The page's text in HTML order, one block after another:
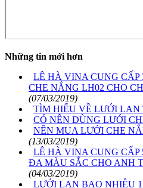
Những tin mới hơn
LÊ HÀ VINA CUNG CẤP
CHE NẮNG LH02 CHO
(07/03/2019)
TÌM HIỂU VỀ LƯỚI
CÓ NÊN DÙNG LƯỚI
NÊN MUA LƯỚI CHE
(13/03/2019)
LÊ HÀ VINA CUNG CẤP
ĐA MÀU SẮC CHO ANH
(04/03/2019)
LƯỚI LAN BAO NHIÊU